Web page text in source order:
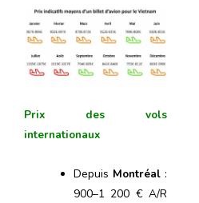
Prix des vols
internationaux
Depuis Montréal:
900–1 200 € A/R